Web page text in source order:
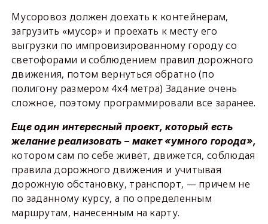
Мусоровоз должен доехать к контейнерам,
загрузить «мусор» и проехать к месту его
выгрузки по импровизированному городу со
светофорами и соблюдением правил дорожного
движения, потом вернуться обратно (по
полигону размером 4х4 метра) Задание очень
сложное, поэтому программировали все заранее.
Еще один интересный проект, который есть
желание реализовать – макет «умного города»,
котором сам по себе живёт, движется, соблюдая
правила дорожного движения и учитывая
дорожную обстановку, транспорт, — причем не
по заданному курсу, а по определенным
маршрутам, нанесенным на карту.